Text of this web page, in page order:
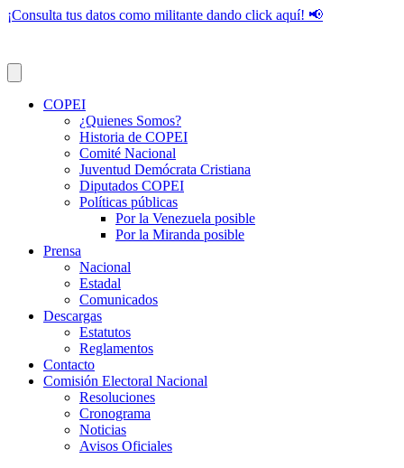
¡Consulta tus datos como militante dando click aquí! 📢
COPEI
¿Quienes Somos?
Historia de COPEI
Comité Nacional
Juventud Demócrata Cristiana
Diputados COPEI
Políticas públicas
Por la Venezuela posible
Por la Miranda posible
Prensa
Nacional
Estadal
Comunicados
Descargas
Estatutos
Reglamentos
Contacto
Comisión Electoral Nacional
Resoluciones
Cronograma
Noticias
Avisos Oficiales